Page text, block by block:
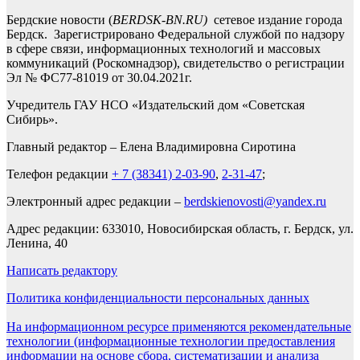
Бердские новости (BERDSK-BN.RU) сетевое издание города
Бердск. Зарегистрировано Федеральной службой по надзору
в сфере связи, информационных технологий и массовых
коммуникаций (Роскомнадзор), свидетельство о регистрации
Эл № ФС77-81019 от 30.04.2021г.
Учредитель ГАУ НСО «Издательский дом «Советская
Сибирь».
Главный редактор – Елена Владимировна Сиротина
Телефон редакции + 7 (38341) 2-03-90, 2-31-47;
Электронный адрес редакции – berdskienovosti@yandex.ru
Адрес редакции: 633010, Новосибирская область, г. Бердск, ул.
Ленина, 40
Написать редактору
Политика конфиденциальности персональных данных
На информационном ресурсе применяются рекомендательные
технологии (информационные технологии предоставления
информации на основе сбора, систематизации и анализа